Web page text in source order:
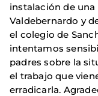
instalación de
Valdebernardo y
el colegio de
intentamos
padres sobre la
el trabajo que
erradicarla.